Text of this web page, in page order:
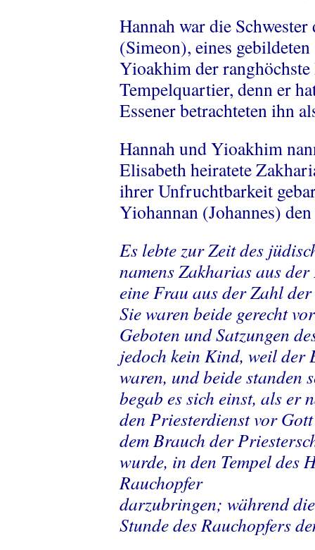
Hannah war die
(Simeon), eines
Yioakhim der
Tempelquartier, denn er
Essener betrachteten ihn
Hannah und Yioakhim
Elisabeth heiratete
ihrer Unfruchtbarkeit
Yiohannan (Johannes)
Es lebte zur Zeit des
namens Zakharias aus
eine Frau aus der Zahl
Sie waren beide gerecht
Geboten und Satzungen
jedoch kein Kind, weil der
waren, und beide standen
begab es sich einst, als er
den Priesterdienst vor
dem Brauch der
wurde, in den Tempel des
Rauchopfer
darzubringen; während
Stunde des Rauchopfers